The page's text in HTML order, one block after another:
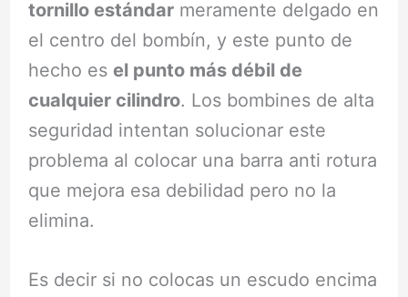
tornillo estándarmeramente delgado en
el centro del bombín, y este punto de
hecho es el punto más débil de
cualquier cilindro. Los bombines de alta
seguridad intentan solucionar este
problema al colocar una barra anti rotura
que mejora esa debilidad pero no la
elimina.
Es decir si no colocas un escudo encima